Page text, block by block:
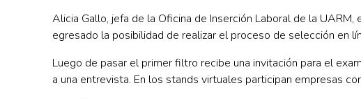
Alicia Gallo, jefa de la Oficina de Inserción Laboral de la
egresado la posibilidad de realizar el proceso de selección en
Luego de pasar el primer filtro recibe una invitación para el
a una entrevista. En los stands virtuales participan empresas